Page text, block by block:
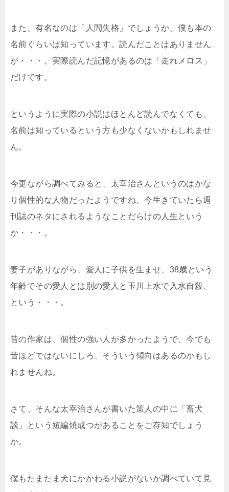
また、有名なのは「人間失格」でしょうか。僕も本の
名前ぐらいは知っています。読んだことはありません
が・・・。実際読んだ記憶があるのは「走れメロス」
だけです。
というように実際の小説はほとんど読んでなくても、
名前は知っているという方も少なくないかもしれませ
ん。
今更ながら調べてみると、太宰治さんというのはかな
り個性的な人物だったようですね。今生きていたら週
刊誌のネタにされるようなことだらけの人生という
か・・・。
妻子がありながら、愛人に子供を生ませ、38歳という
年齢でその愛人とは別の愛人と玉川上水で入水自殺、
という・・・。
昔の作家は、個性の強い人が多かったようで、今でも
昔ほどではないにしろ、そういう傾向はあるのかもし
れませんね。
さて、そんな太宰治さんが書いた策人の中に「畜犬
談」という短編焼成つがあることをご存知でしょう
か。
僕もたまたま犬にかかわる小説がないか調べていて見